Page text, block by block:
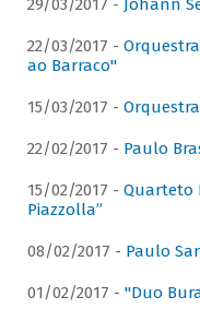
29/03/2017 - Johann
22/03/2017 -
ao Barraco"
15/03/2017 -
22/02/2017 - Paulo
15/02/2017 - Quarteto
Piazzolla”
08/02/2017 - Paulo
01/02/2017 - "Duo